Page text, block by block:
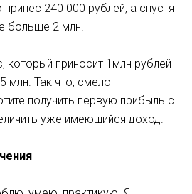
240 000 рублей, а спустя
больше 2 млн.
который приносит 1млн рублей
млн. Так что, смело
получить первую прибыль с
уже имеющийся доход.